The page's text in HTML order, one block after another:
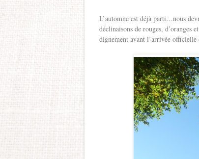
L’automne est déjà parti…nous
déclinaisons de rouges, d’oranges
dignement avant l’arrivée officielle